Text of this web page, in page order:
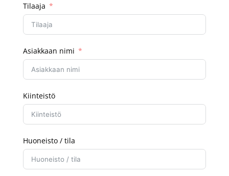
Tilaaja
Asiakkaan nimi
Kiinteistö
Huoneisto / tila